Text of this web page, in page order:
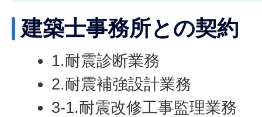
建築士事務所との契約
1.耐震診断業務
2.耐震補強設計業務
3-1.耐震改修工事監理業務